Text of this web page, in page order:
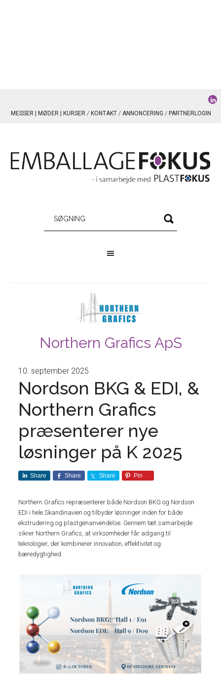
MESSER | MØDER | KURSER KONTAKT ANNONCERING PARTNERLOGIN
Northern Grafics ApS
10. september 2025
Nordson BKG & EDI, &
Northern Grafics
præsenterer nye
løsninger på K 2025
Share Share Share Pin
Northern Grafics repræsenterer både Nordson BKG og Nordson
EDI i hele Skandinavien og tilbyder løsninger inden for både
ekstrudering og plastgenanvendelse. Gennem tæt samarbejde
sikrer Northern Grafics, at virksomheder får adgang til
teknologier, der kombinerer innovation, effektivitet og
bæredygtighed.